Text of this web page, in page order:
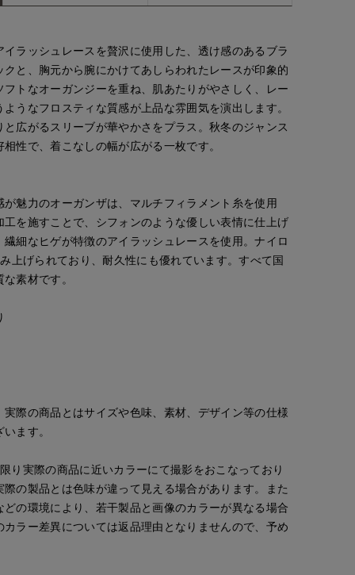
ラッシュレースを贅沢に使用した、透け感のあるブラ
と、胸元から腕にかけてあしらわれたレースが印象的
トなオーガンジーを重ね、肌あたりがやさしく、レー
うなフロスティな質感が上品な雰囲気を演出します。
広がるスリーブが華やかさをプラス。秋冬のジャンス
性で、着こなしの幅が広がる一枚です。
魅力のオーガンザは、マルチフィラメント糸を使用
工を施すことで、シフォンのような優しい表情に仕上げ
細なヒゲが特徴のアイラッシュレースを使用。ナイロ
上げられており、耐久性にも優れています。すべて国
素材です。
際の商品とはサイズや色味、素材、デザイン等の仕様
ます。
り実際の商品に近いカラーにて撮影をおこなっており
際の製品とは色味が違って見える場合があります。また
の環境により、若干製品と画像のカラーが異なる場合
カラー差異については返品理由となりませんので、予め